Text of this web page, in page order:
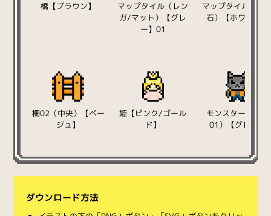
橋【ブラウン】
マップタイル（レン
ガ/マット）【グレ
ー】01
マップタイル（大
石）【ホワイト】
柵02（中央）【ベー
ジュ】
姫【ピンク/ゴール
ド】
モンスター（狼男
01）【グレー】
ダウンロード方法